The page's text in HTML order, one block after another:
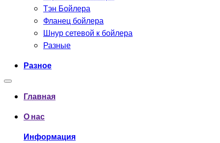
Тэн Бойлера
Фланец бойлера
Шнур сетевой к бойлера
Разные
Разное
Главная
О нас
Информация